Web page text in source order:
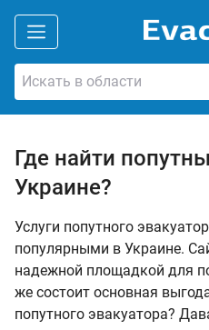
Где найти
Украине?
Услуги попутного
популярными в Украине.
надежной площадкой для
же состоит основная
попутного эвакуатора?